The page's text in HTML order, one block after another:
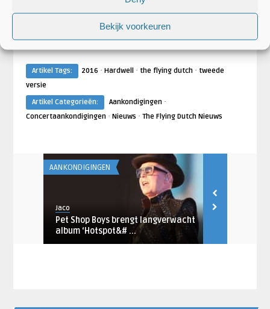
Bekijk voorkeuren
Artikel Tags: 2016 · Hardwell· the flying dutch· tweede
versie
Artikel Categorieën:
Aankondigingen·
Concertaankondigingen· Nieuws · The Flying Dutch Nieuws
AANKONDIGINGEN
Jaco
Pet Shop Boys brengt langverwacht
album ‘Hotspot&# ...